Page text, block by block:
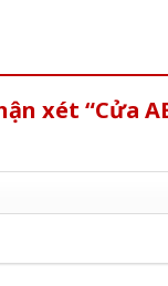
xét “Cửa